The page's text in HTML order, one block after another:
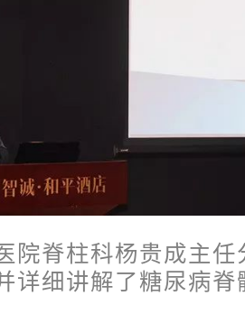
院脊柱科杨贵成主
详细讲解了糖尿病